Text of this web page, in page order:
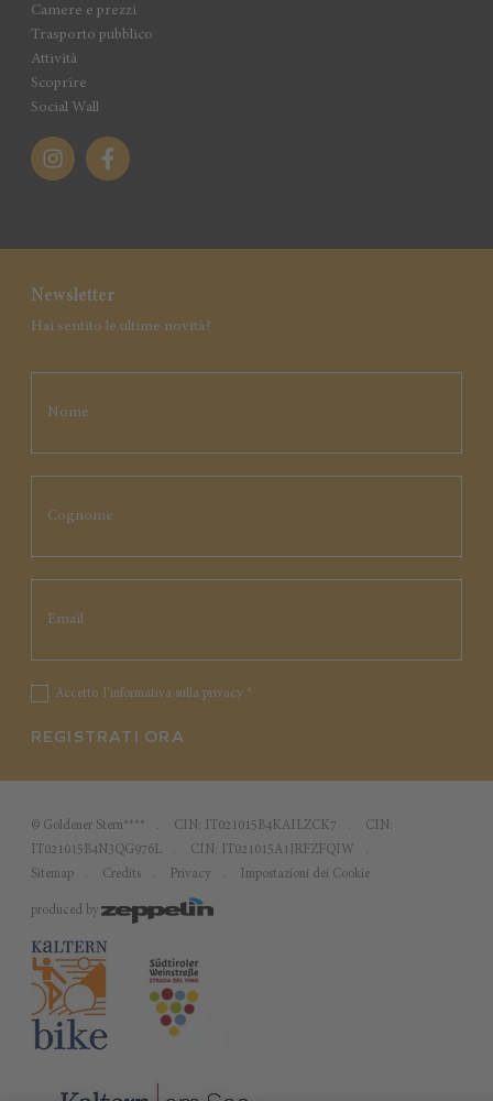
Camere e prezzi
Trasporto pubblico
Attività
Scoprire
Social Wall
Newsletter
Hai sentito le ultime novità?
Accetto l’informativa sulla privacy *
REGISTRATI ORA
© Goldener Stern**** CIN: IT021015B4KAILZCK7
CIN:
IT021015B4N3QG976L
CIN: IT021015A1JRFZFQIW
Sitemap
Credits Privacy Impostazioni dei Cookie
produced by